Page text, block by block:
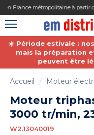
Paiement sécurisé
☀️ Période estivale :
mais la préparation
peuvent être
Accueil Moteur
Moteur
3000 tr/min,
W2.13040019
Gestion des cookies